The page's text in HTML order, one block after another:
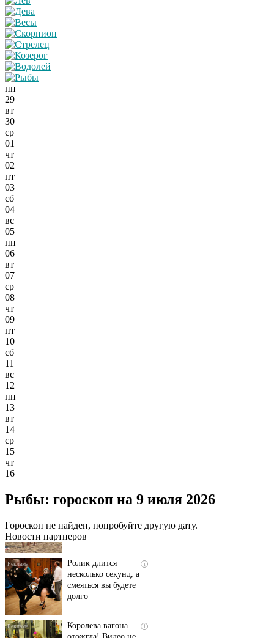
пн
29
вт
30
ср
01
чт
02
пт
03
сб
04
вс
05
пн
06
вт
07
ср
08
чт
09
пт
10
сб
11
вс
12
пн
13
вт
14
ср
15
чт
16
Рыбы: гороскоп на 9 июля 2026
Гороскоп не найден, попробуйте другую дату.
Новости партнеров
пляже Крыма: Что
люди вытворяют, когда
несколько секунд, а
смеяться вы будете
отожгла! Видео не
оставит равнодушным